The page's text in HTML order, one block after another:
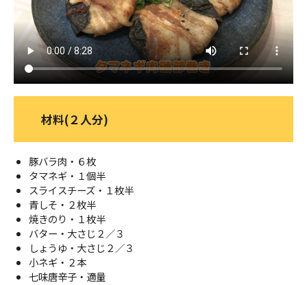
やまがた情熱市場
材料(２人分)
豚バラ肉・６枚
タマネギ・１個半
スライスチーズ・１枚半
青しそ・２枚半
焼きのり・１枚半
バター・大さじ２／３
しょうゆ・大さじ２／３
小ネギ・２本
七味唐辛子・適量